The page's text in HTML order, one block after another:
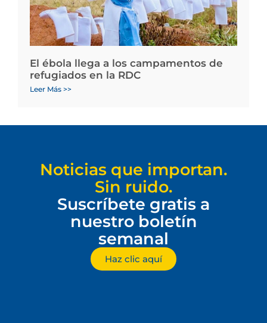
El ébola llega a los campamentos de
refugiados en la RDC
Leer Más >>
Noticias que importan.
Sin ruido.
Suscríbete gratis a
nuestro boletín
semanal
Haz clic aquí